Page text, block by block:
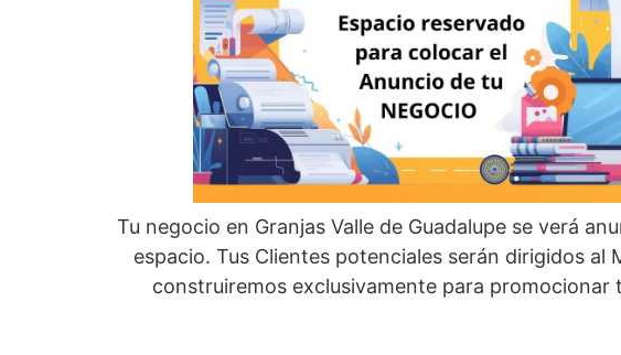
Tu negocio en Granjas Valle de Guadalupe se verá
espacio. Tus Clientes potenciales serán dirigidos al
construiremos exclusivamente para promocionar